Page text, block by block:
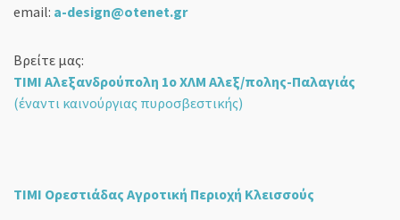
email: a-design@otenet.gr
Βρείτε μας:
ΤΙΜΙ Αλεξανδρούπολη 1ο ΧΛΜ Αλεξ/πολης-Παλαγιάς
(έναντι καινούργιας πυροσβεστικής)
ΤΙΜΙ Ορεστιάδας Αγροτική Περιοχή Κλεισσούς